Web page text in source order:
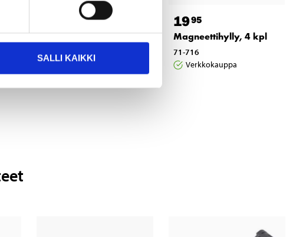
SALLI KAIKKI
Magneettikulho, 240 x
1995
Magneettihylly, 4 kpl
71-716
Verkkokauppa